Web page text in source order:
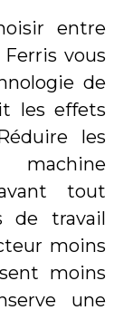
entre
vous
de
les effets
les
tout
de travail
moins
moins
une